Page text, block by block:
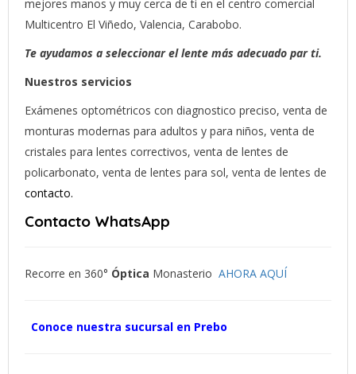
mejores manos y muy cerca de ti en el centro comercial
Multicentro El Viñedo, Valencia, Carabobo.
Te ayudamos a seleccionar el lente más adecuado par ti.
Nuestros servicios
Exámenes optométricos con diagnostico preciso, venta de
monturas modernas para adultos y para niños, venta de
cristales para lentes correctivos, venta de lentes de
policarbonato, venta de lentes para sol, venta de lentes de
contacto.
Contacto WhatsApp
Recorre en 360° Óptica Monasterio AHORA AQUÍ
Conoce nuestra sucursal en Prebo